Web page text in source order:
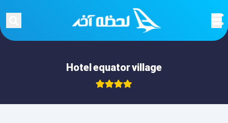
Hotel equator village